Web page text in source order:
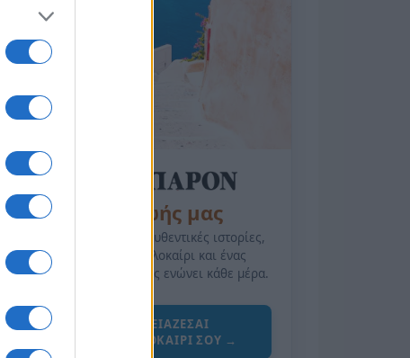
της Ζωής μας
Οι άνθρωποι, οι αυθεντικές ιστορίες,
το ελληνικό καλοκαίρι και ένας
πολιτισμός που μας ενώνει κάθε μέρα.
ΟΣΑ ΧΡΕΙΑΖΕΣΑΙ
ΓΙΑ ΤΟ ΚΑΛΟΚΑΙΡΙ ΣΟΥ →